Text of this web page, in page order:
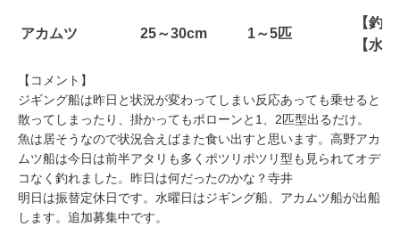
アカムツ 25～30cm 1～5匹
【釣
【水
【コメント】
ジギング船は昨日と状況が変わってしまい反応あっても乗せると
散ってしまったり、掛かってもポローンと1、2匹型出るだけ。
魚は居そうなので状況合えばまた食い出すと思います。高野アカ
ムツ船は今日は前半アタリも多くポツリポツリ型も見られてオデ
コなく釣れました。昨日は何だったのかな？寺井
明日は振替定休日です。水曜日はジギング船、アカムツ船が出船
します。追加募集中です。